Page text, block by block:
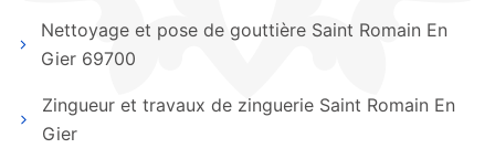
Nettoyage et pose de gouttière Saint Romain En
Gier 69700
Zingueur et travaux de zinguerie Saint Romain En
Gier